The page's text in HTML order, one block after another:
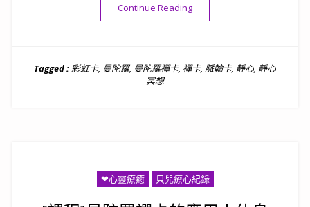
Continue Reading“[課程]曼陀羅禪卡一日工作
Tagged :彩虹卡, 曼陀羅, 曼陀羅禪卡, 禪卡, 脈輪卡, 靜心, 靜心
冥想
❤心靈療癒 貝兒療心紀錄